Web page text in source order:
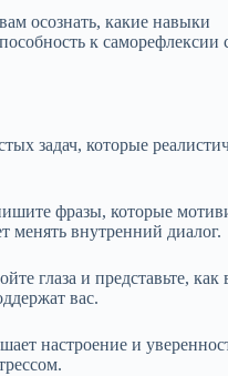
осознать, какие навыки
к саморефлексии
задач, которые
фразы, которые
менять внутренний диалог.
глаза и представьте, как
вас.
настроение и